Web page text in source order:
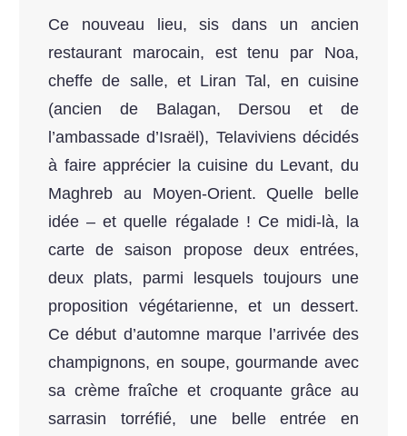
Ce nouveau lieu, sis dans un ancien
restaurant marocain, est tenu par Noa,
cheffe de salle, et Liran Tal, en cuisine
(ancien de Balagan, Dersou et de
l’ambassade d’Israël), Telaviviens décidés
à faire apprécier la cuisine du Levant, du
Maghreb au Moyen-Orient. Quelle belle
idée – et quelle régalade ! Ce midi-là, la
carte de saison propose deux entrées,
deux plats, parmi lesquels toujours une
proposition végétarienne, et un dessert.
Ce début d’automne marque l’arrivée des
champignons, en soupe, gourmande avec
sa crème fraîche et croquante grâce au
sarrasin torréfié, une belle entrée en